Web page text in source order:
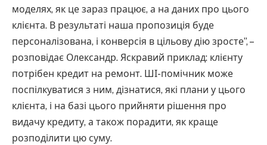
моделях, як це зараз працює, а на даних про цього
клієнта. В результаті наша пропозиція буде
персоналізована, і конверсія в цільову дію зросте”, –
розповідає Олександр. Яскравий приклад: клієнту
потрібен кредит на ремонт. ШІ-помічник може
поспілкуватися з ним, дізнатися, які плани у цього
клієнта, і на базі цього прийняти рішення про
видачу кредиту, а також порадити, як краще
розподілити цю суму.